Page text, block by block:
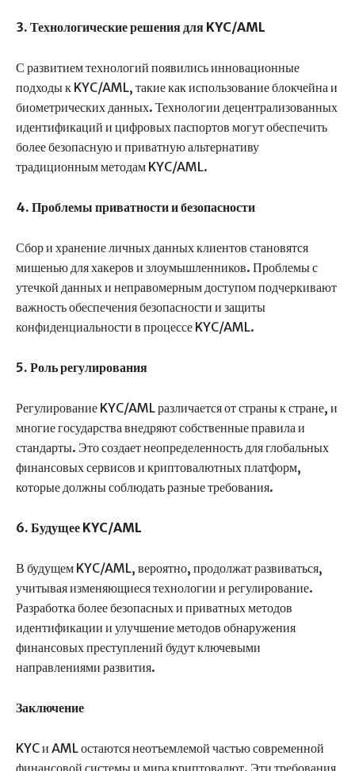
3. Технологические решения для KYC/AML
С развитием технологий появились инновационные
подходы к KYC/AML, такие как использование блокчейна и
биометрических данных. Технологии децентрализованных
идентификаций и цифровых паспортов могут обеспечить
более безопасную и приватную альтернативу
традиционным методам KYC/AML.
4. Проблемы приватности и безопасности
Сбор и хранение личных данных клиентов становятся
мишенью для хакеров и злоумышленников. Проблемы с
утечкой данных и неправомерным доступом подчеркивают
важность обеспечения безопасности и защиты
конфиденциальности в процессе KYC/AML.
5. Роль регулирования
Регулирование KYC/AML различается от страны к стране, и
многие государства внедряют собственные правила и
стандарты. Это создает неопределенность для глобальных
финансовых сервисов и криптовалютных платформ,
которые должны соблюдать разные требования.
6. Будущее KYC/AML
В будущем KYC/AML, вероятно, продолжат развиваться,
учитывая изменяющиеся технологии и регулирование.
Разработка более безопасных и приватных методов
идентификации и улучшение методов обнаружения
финансовых преступлений будут ключевыми
направлениями развития.
Заключение
KYC и AML остаются неотъемлемой частью современной